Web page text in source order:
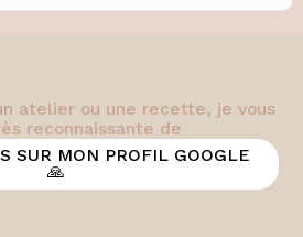
atelier ou une recette, je vous
reconnaissante de
SUR MON PROFIL GOOGLE
🙏